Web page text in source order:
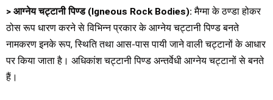
> आग्नेय चट्टानी पिण्ड(Igneous Rock Bodies):मैग्मा के ठण्डा होकर
ठोस रूप धारण करने से विभिन्न प्रकार के आग्नेय चट्टानी पिण्ड बनते
नामकरण इनके रूप, स्थिति तथा आस-पास पायी जाने वाली चट्टानों के आधार
पर किया जाता है। अधिकांश चट्टानी पिण्ड अन्तर्वेधी आग्नेय चट्टानों से बनते
हैं।